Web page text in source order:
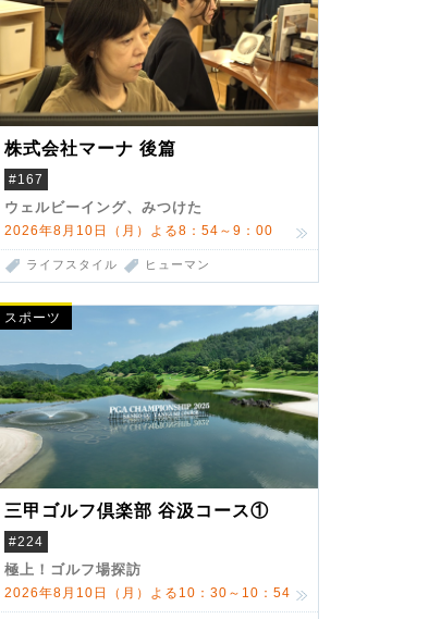
株式会社マーナ 後篇
#167
ウェルビーイング、みつけた
2026年8月10日（月）よる8：54～9：00
ライフスタイル ヒューマン
スポーツ
三甲ゴルフ倶楽部 谷汲コース①
#224
極上！ゴルフ場探訪
2026年8月10日（月）よる10：30～10：54